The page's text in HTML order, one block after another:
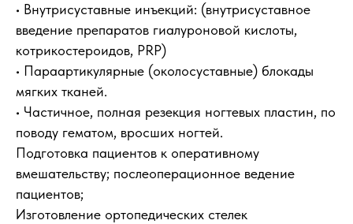
• Внутрисуставные инъекций: (внутрисуставное
введение препаратов гиалуроновой кислоты,
котрикостероидов, PRP)
• Параартикулярные (околосуставные) блокады
мягких тканей.
• Частичное, полная резекция ногтевых пластин, по
поводу гематом, вросших ногтей.
Подготовка пациентов к оперативному
вмешательству; послеоперационное ведение
пациентов;
Изготовление ортопедических стелек